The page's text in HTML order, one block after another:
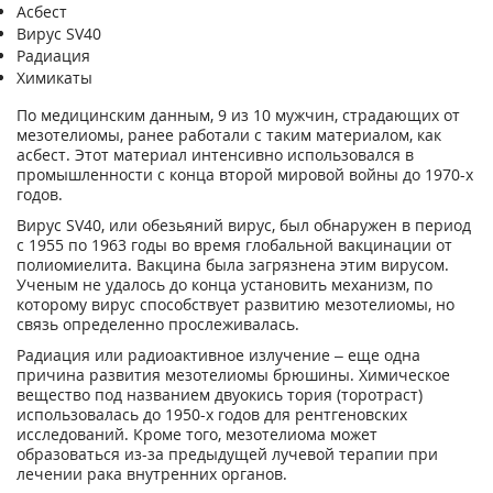
Асбест
Вирус SV40
Радиация
Химикаты
По медицинским данным, 9 из 10 мужчин, страдающих от
мезотелиомы, ранее работали с таким материалом, как
асбест. Этот материал интенсивно использовался в
промышленности с конца второй мировой войны до 1970-х
годов.
Вирус SV40, или обезьяний вирус, был обнаружен в период
с 1955 по 1963 годы во время глобальной вакцинации от
полиомиелита. Вакцина была загрязнена этим вирусом.
Ученым не удалось до конца установить механизм, по
которому вирус способствует развитию мезотелиомы, но
связь определенно прослеживалась.
Радиация или радиоактивное излучение – еще одна
причина развития мезотелиомы брюшины. Химическое
вещество под названием двуокись тория (торотраст)
использовалась до 1950-х годов для рентгеновских
исследований. Кроме того, мезотелиома может
образоваться из-за предыдущей лучевой терапии при
лечении рака внутренних органов.